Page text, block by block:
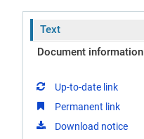
Text
Document information
Up-to-date link
Permanent link
Download notice